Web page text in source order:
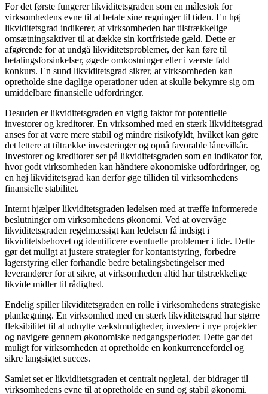
For det første fungerer likviditetsgraden som en målestok for
virksomhedens evne til at betale sine regninger til tiden. En høj
likviditetsgrad indikerer, at virksomheden har tilstrækkelige
omsætningsaktiver til at dække sin kortfristede gæld. Dette er
afgørende for at undgå likviditetsproblemer, der kan føre til
betalingsforsinkelser, øgede omkostninger eller i værste fald
konkurs. En sund likviditetsgrad sikrer, at virksomheden kan
opretholde sine daglige operationer uden at skulle bekymre sig om
umiddelbare finansielle udfordringer.
Desuden er likviditetsgraden en vigtig faktor for potentielle
investorer og kreditorer. En virksomhed med en stærk likviditetsgrad
anses for at være mere stabil og mindre risikofyldt, hvilket kan gøre
det lettere at tiltrække investeringer og opnå favorable lånevilkår.
Investorer og kreditorer ser på likviditetsgraden som en indikator for,
hvor godt virksomheden kan håndtere økonomiske udfordringer, og
en høj likviditetsgrad kan derfor øge tilliden til virksomhedens
finansielle stabilitet.
Internt hjælper likviditetsgraden ledelsen med at træffe informerede
beslutninger om virksomhedens økonomi. Ved at overvåge
likviditetsgraden regelmæssigt kan ledelsen få indsigt i
likviditetsbehovet og identificere eventuelle problemer i tide. Dette
gør det muligt at justere strategier for kontantstyring, forbedre
lagerstyring eller forhandle bedre betalingsbetingelser med
leverandører for at sikre, at virksomheden altid har tilstrækkelige
likvide midler til rådighed.
Endelig spiller likviditetsgraden en rolle i virksomhedens strategiske
planlægning. En virksomhed med en stærk likviditetsgrad har større
fleksibilitet til at udnytte vækstmuligheder, investere i nye projekter
og navigere gennem økonomiske nedgangsperioder. Dette gør det
muligt for virksomheden at opretholde en konkurrencefordel og
sikre langsigtet succes.
Samlet set er likviditetsgraden et centralt nøgletal, der bidrager til
virksomhedens evne til at opretholde en sund og stabil økonomi.